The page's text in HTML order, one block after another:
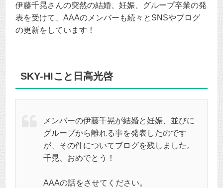
伊藤千晃さんの突然の結婚、妊娠、グループ卒業の発
表を受けて、AAAのメンバーも続々とSNSやブログ
の更新をしています！
SKY-HIこと日高光啓
メンバーの伊藤千晃が結婚と妊娠、並びに
グループから離れる事を発表したのです
が、その件についてブログを残しました。
千晃、おめでとう！
AAAの話をさせてください。